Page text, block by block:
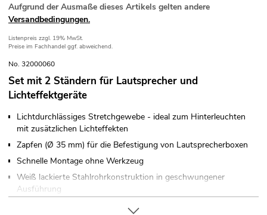
Aufgrund der Ausmaße dieses Artikels gelten andere
Versandbedingungen.
Listenpreis zzgl. 19% MwSt.
Preise im Fachhandel ggf. abweichend.
No. 32000060
Set mit 2 Ständern für Lautsprecher und
Lichteffektgeräte
Lichtdurchlässiges Stretchgewebe - ideal zum Hinterleuchten
mit zusätzlichen Lichteffekten
Zapfen (Ø 35 mm) für die Befestigung von Lautsprecherboxen
Schnelle Montage ohne Werkzeug
Weiß lackierte Stahlrohrkonstruktion in geschwungener
Ausführung